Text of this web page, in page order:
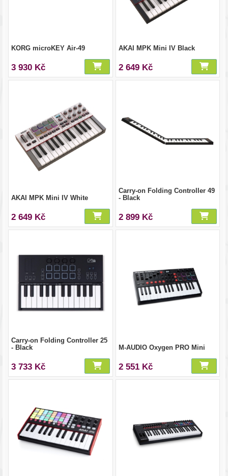
KORG microKEY Air-49
3 930 Kč
AKAI MPK Mini IV Black
2 649 Kč
AKAI MPK Mini IV White
2 649 Kč
Carry-on Folding Controller 49
- Black
2 899 Kč
Carry-on Folding Controller 25
- Black
3 733 Kč
M-AUDIO Oxygen PRO Mini
2 551 Kč